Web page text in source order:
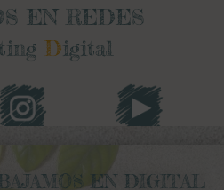
EN REDES
Digital
EN DIGITAL